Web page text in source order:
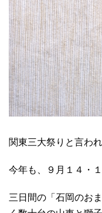
関東三大祭りと言わ
今年も、９月１４・
三日間の「石岡のお